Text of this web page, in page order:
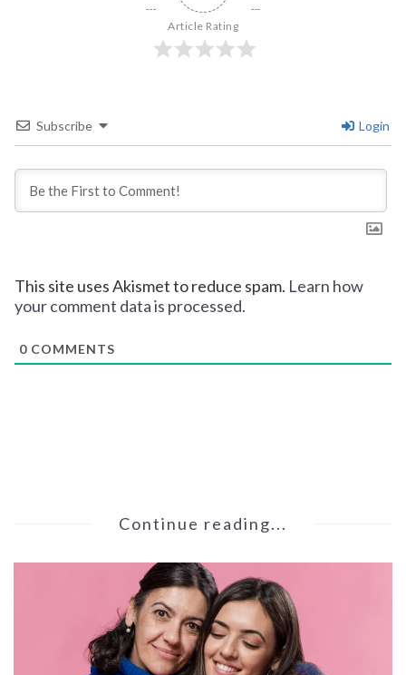
Article Rating
Subscribe Login
This site uses Akismet to reduce spam. Learn how
your comment data is processed.
0 COMMENTS
Continue reading...